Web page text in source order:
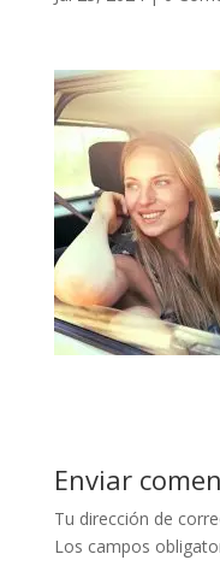
Enviar
Tu dirección de
Los campos